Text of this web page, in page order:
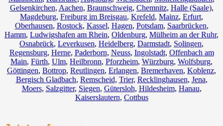
Gelsenkirchen, Aachen, Braunschweig, Chemnitz⁠, Halle (Saale),
Magdeburg, Freiburg im Breisgau, Krefeld, Mainz, Erfurt,
Oberhausen, Rostock, Kassel, Hagen, Potsdam, Saarbrücken,
Hamm, Ludwigshafen am Rhein, Oldenburg, Mülheim an der Ruhr,
Osnabrück, Leverkusen, Heidelberg, Darmstadt, Solingen,
Regensburg, Herne, Paderborn, Neuss, Ingolstadt, Offenbach am
Main, Fürth, Ulm, Heilbronn, Pforzheim, Würzburg, Wolfsburg,
Göttingen, Bottrop, Reutlingen, Erlangen, Bremerhaven, Koblenz,
Bergisch Gladbach, Remscheid, Trier, Recklinghausen, Jena,
Moers, Salzgitter, Siegen, Gütersloh, Hildesheim, Hanau,
Kaiserslautern, Cottbus